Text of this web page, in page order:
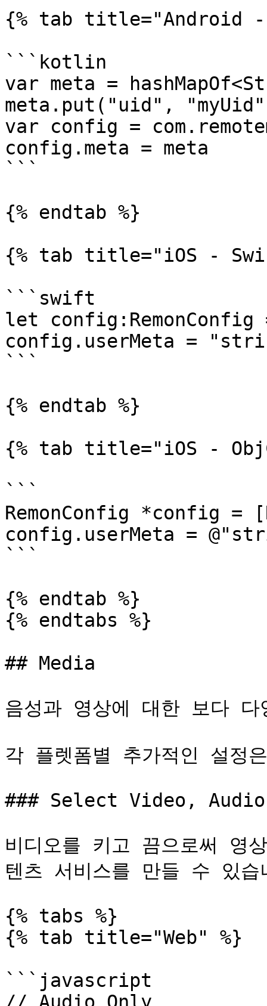
{% tab title="Android
```kotlin
var meta =
meta.put("uid",
var config =
config.meta = meta
```
{% endtab %}
{% tab title="iOS -
```swift
let config:RemonConfig
config.userMeta =
```
{% endtab %}
{% tab title="iOS -
```
RemonConfig *config =
config.userMeta =
```
{% endtab %}
{% endtabs %}
## Media
음성과 영상에 대한 보다
각 플렛폼별 추가적인 설정
### Select Video, Audio
비디오를 키고 끔으로써 영
텐츠 서비스를 만들 수 있습
{% tabs %}
{% tab title="Web" %}
```javascript